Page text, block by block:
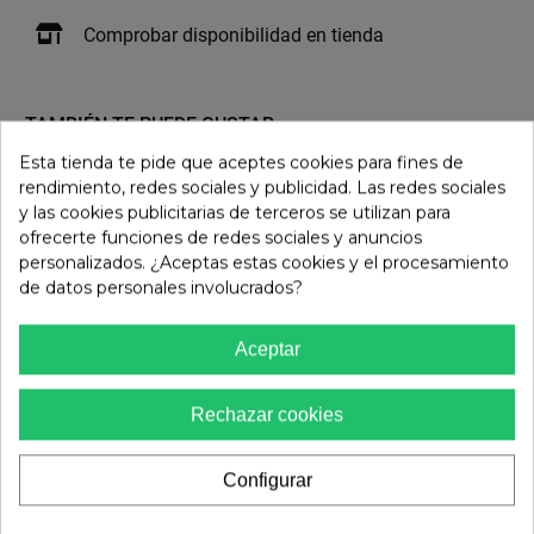
Comprobar disponibilidad en tienda
TAMBIÉN TE PUEDE GUSTAR
-50 % REBAJAS
Esta tienda te pide que aceptes cookies para fines de
rendimiento, redes sociales y publicidad. Las redes sociales
y las cookies publicitarias de terceros se utilizan para
ofrecerte funciones de redes sociales y anuncios
personalizados. ¿Aceptas estas cookies y el procesamiento
de datos personales involucrados?
Aceptar
Rechazar cookies
Configurar